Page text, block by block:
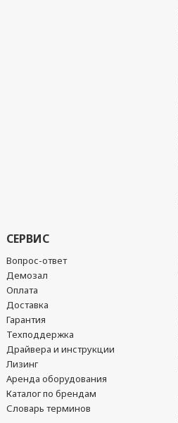
СЕРВИС
Вопрос-ответ
Демозал
Оплата
Доставка
Гарантия
Техподдержка
Драйвера и инструкции
Лизинг
Аренда оборудования
Каталог по брендам
Словарь терминов